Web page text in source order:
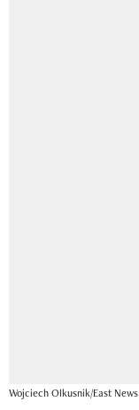
Wojciech Olkusnik/East News